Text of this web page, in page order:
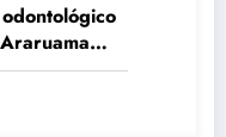
atípicas